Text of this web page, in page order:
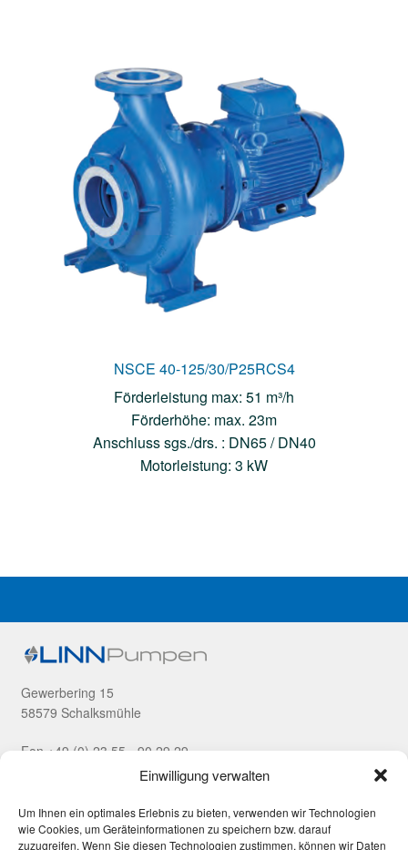
Einwilligung verwalten
Um Ihnen ein optimales Erlebnis zu bieten, verwenden wir Technologien
wie Cookies, um Geräteinformationen zu speichern bzw. darauf
zuzugreifen. Wenn Sie diesen Technologien zustimmen, können wir Daten
NSCE 40-125/30/P25RCS4
Förderleistung max: 51 m³/h
Förderhöhe: max. 23m
Anschluss sgs./drs. : DN65 / DN40
Motorleistung: 3 kW
Gewerbering 15
58579 Schalksmühle
Fon +49 (0) 23 55 - 90 29 29
Fax +49 (0) 23 55 - 90 29 99
Unsere Produkte